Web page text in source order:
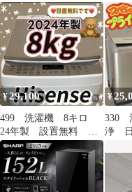
詰替用 380ml × 3袋
KOSE ボディソープ ボ
ディーソープ 無香料 無
着色 ノンアルコール 無
添加 アミノ酸系 泡 泡
タイプ 泡で出る 敏感肌
赤ちゃん こども 子供
泡ボディソープ 薬用ボ
ディソープ
スー
ップ
¥29,100
499 洗濯機 8キロ
24年製 設置無料 冷
蔵庫セット割 一人暮
らし 安い‼️
¥
330
浄
い